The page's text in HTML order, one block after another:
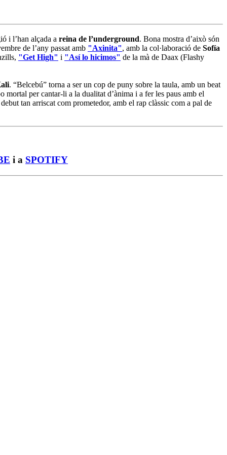
i l’han alçada a reina de l’underground. Bona mostra d’això són
de l’any passat amb "Axinita", amb la col·laboració de Sofía
"Get High" i "Así lo hicimos" de la mà de Daax (Flashy
. “Belcebú” torna a ser un cop de puny sobre la taula, amb un beat
per cantar-li a la dualitat d’ànima i a fer les paus amb el
tan arriscat com prometedor, amb el rap clàssic com a pal de
i a SPOTIFY